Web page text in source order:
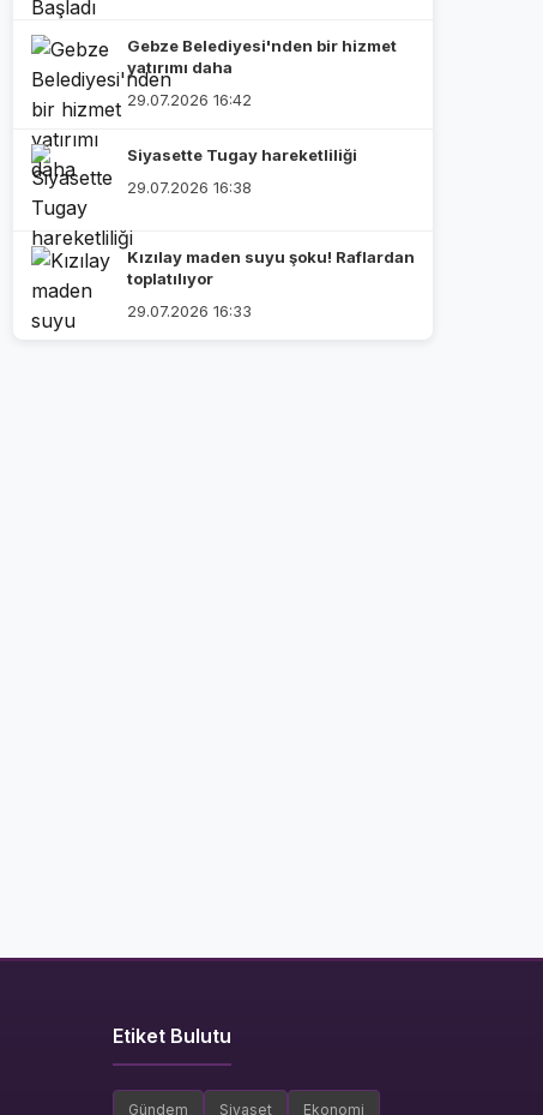
Gebze Belediyesi'nden bir hizmet
yatırımı daha
29.07.2026 16:42
Siyasette Tugay hareketliliği
29.07.2026 16:38
Kızılay maden suyu şoku! Raflardan
toplatılıyor
29.07.2026 16:33
Etiket Bulutu
Gündem Siyaset Ekonomi